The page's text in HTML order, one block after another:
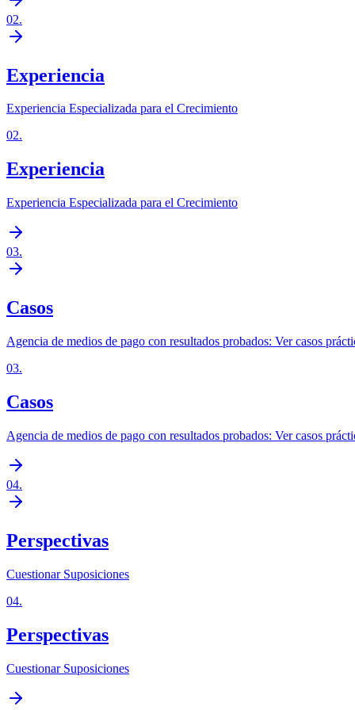
02.
Experiencia
Experiencia Especializada para el Crecimiento
02.
Experiencia
Experiencia Especializada para el Crecimiento
03.
Casos
Agencia de medios de pago con resultados probados: Ver casos
03.
Casos
Agencia de medios de pago con resultados probados: Ver casos
04.
Perspectivas
Cuestionar Suposiciones
04.
Perspectivas
Cuestionar Suposiciones